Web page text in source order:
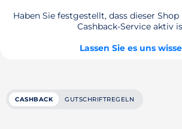
Haben Sie festgestellt, dass dieser
Cashback-Service aktiv
Lassen Sie es uns
CASHBACK GUTSCHRIFTREGELN